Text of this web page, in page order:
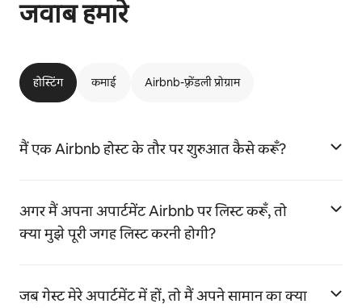
जवाब हमारे
होस्टिंग कमाई Airbnb-फ़्रेंडली प्रोग्राम
मैं एक Airbnb होस्ट के तौर पर शुरुआत कैसे करूँ?
अगर मैं अपना अपार्टमेंट Airbnb पर लिस्ट करूँ, तो
क्या मुझे पूरी जगह लिस्ट करनी होगी?
जब गेस्ट मेरे अपार्टमेंट में हों, तो मैं अपने सामान का क्या